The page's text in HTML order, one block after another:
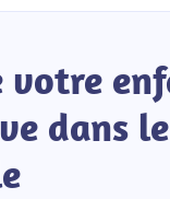
votre
dans le